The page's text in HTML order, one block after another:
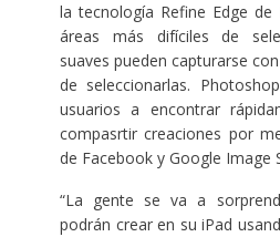
la tecnología Refine Edge
áreas más difíciles de
suaves pueden capturarse
de seleccionarlas.
usuarios a encontrar
compasrtir creaciones por
de Facebook y Google Image
“La gente se va a
podrán crear en su iPad